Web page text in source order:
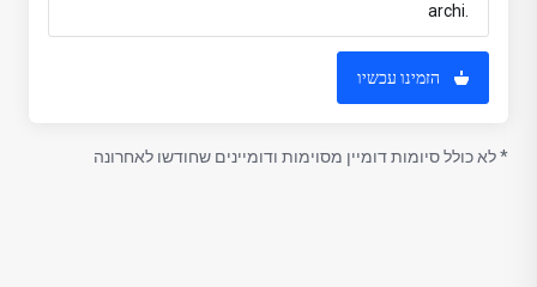
הזמינו עכשיו
* לא כולל סיומות דומיין מסוימות ודומיינים שחודשו לאחרונה